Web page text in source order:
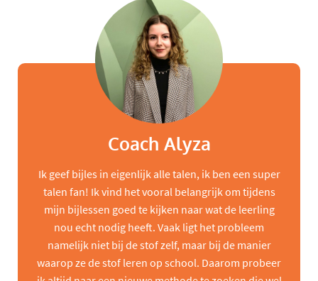
Coach Alyza
Ik geef bijles in eigenlijk alle talen, ik ben een super
talen fan! Ik vind het vooral belangrijk om tijdens
mijn bijlessen goed te kijken naar wat de leerling
nou echt nodig heeft. Vaak ligt het probleem
namelijk niet bij de stof zelf, maar bij de manier
waarop ze de stof leren op school. Daarom probeer